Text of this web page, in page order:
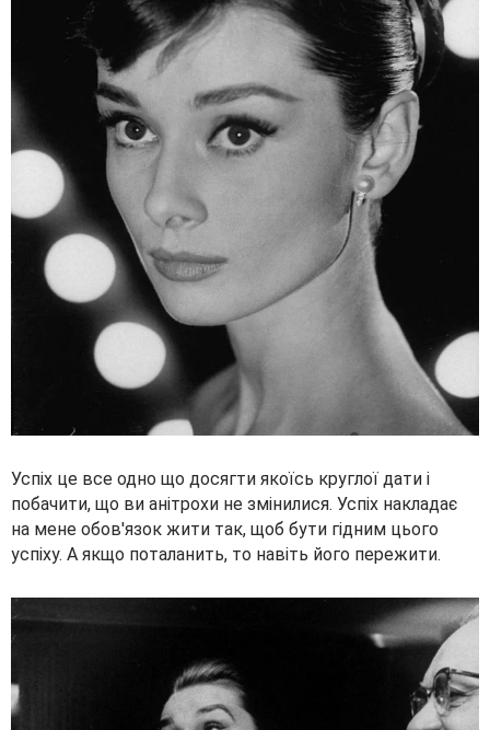
Успіх це все одно що досягти якоїсь круглої дати і
побачити, що ви анітрохи не змінилися. Успіх накладає
на мене обов'язок жити так, щоб бути гідним цього
успіху. А якщо поталанить, то навіть його пережити.